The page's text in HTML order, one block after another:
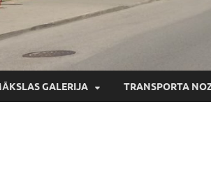
GALERIJA TRANSPORTA